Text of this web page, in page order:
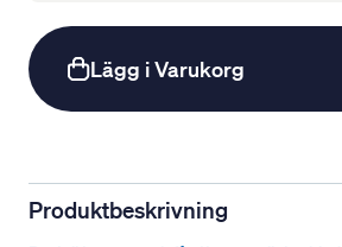
Lägg i Varukorg
Produktbeskrivning